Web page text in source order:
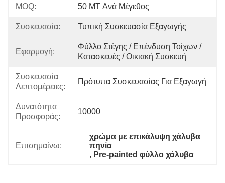
MOQ: 50 MT Ανά Μέγεθος
Συσκευασία: Τυπική Συσκευασία Εξαγωγής
Εφαρμογή:
Φύλλο Στέγης / Επένδυση Τοίχων /
Κατασκευές / Οικιακή Συσκευή
Συσκευασία
Λεπτομέρειες:
Πρότυπα Συσκευασίας Για Εξαγωγή
Δυνατότητα
Προσφοράς:
10000
Επισημαίνω:
χρώμα με επικάλυψη χάλυβα
πηνία
, Pre-painted φύλλο χάλυβα